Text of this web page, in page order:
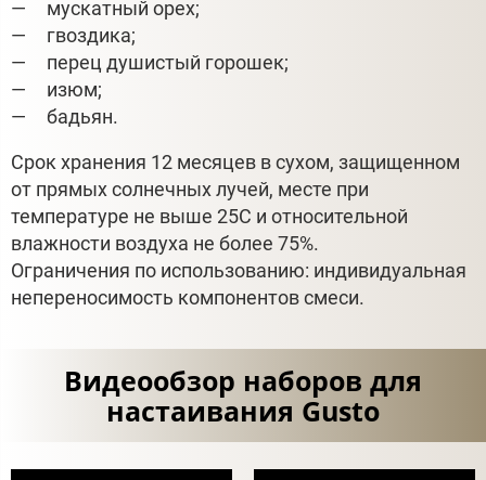
мускатный орех;
гвоздика;
перец душистый горошек;
изюм;
бадьян.
Срок хранения 12 месяцев в сухом, защищенном
от прямых солнечных лучей, месте при
температуре не выше 25С и относительной
влажности воздуха не более 75%.
Ограничения по использованию: индивидуальная
непереносимость компонентов смеси.
Видеообзор наборов для
настаивания Gusto